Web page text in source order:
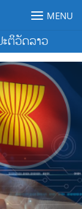
ຕິວັດລາວ
MENU